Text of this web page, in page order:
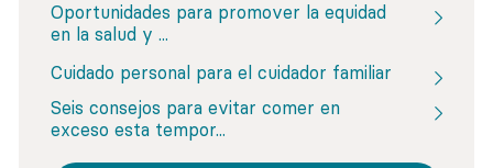
Oportunidades para promover la equidad
en la salud y ...
Cuidado personal para el cuidador familiar
Seis consejos para evitar comer en
exceso esta tempor...